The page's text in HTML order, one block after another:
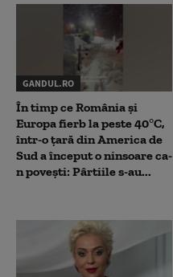
GANDUL.RO
În timp ce România și
Europa fierb la peste 40°C,
într-o țară din America de
Sud a început o ninsoare ca-
n povești: Pârtiile s-au...